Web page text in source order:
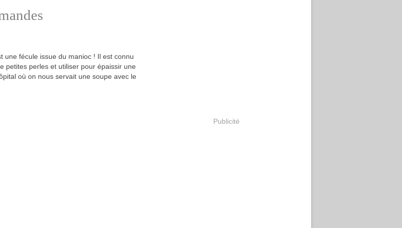
une fécule issue du manioc ! Il est connu
petites perles et utiliser pour épaissir une
où on nous servait une soupe avec le
Publicité